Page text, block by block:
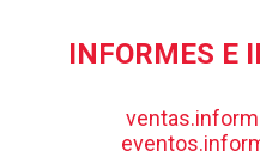
INFORMES E